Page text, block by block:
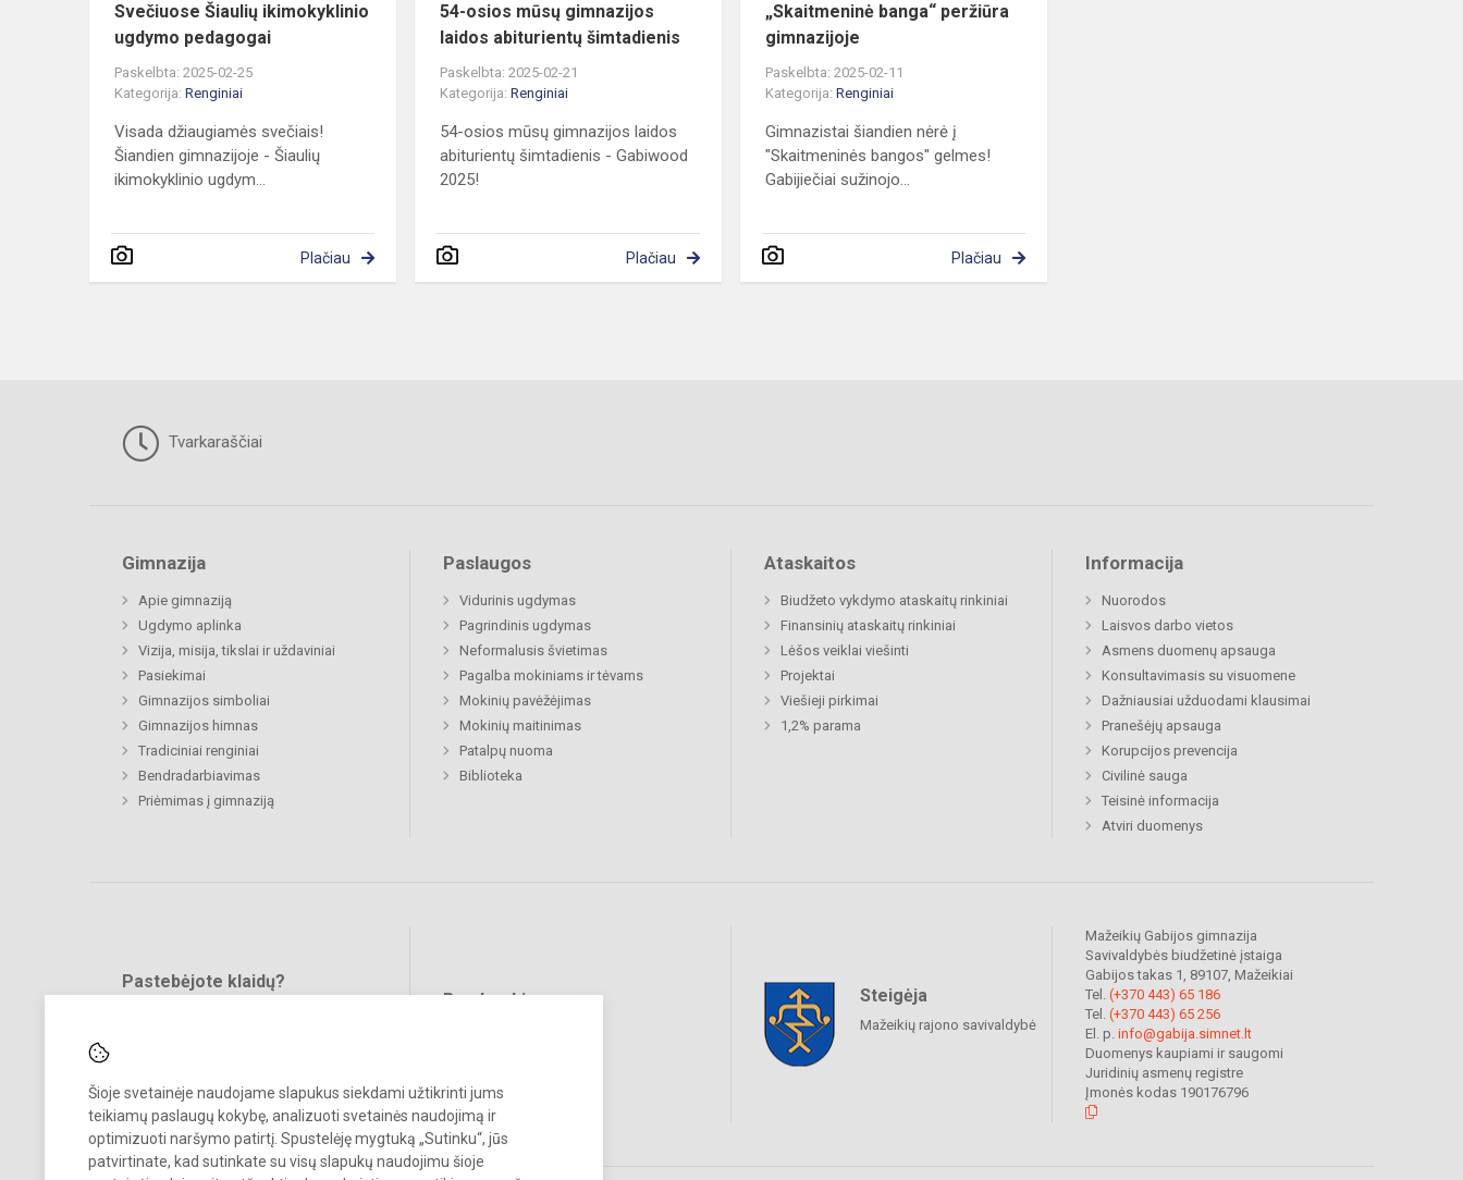
Šioje svetainėje naudojame slapukus siekdami užtikrinti jums
teikiamų paslaugų kokybę, analizuoti svetainės naudojimą ir
optimizuoti naršymo patirtį. Spustelėję mygtuką „Sutinku“, jūs
patvirtinate, kad sutinkate su visų slapukų naudojimu šioje
Svečiuose Šiaulių ikimokyklinio
ugdymo pedagogai
Paskelbta: 2025-02-25
Kategorija: Renginiai
Visada džiaugiamės svečiais!
Šiandien gimnazijoje - Šiaulių
ikimokyklinio ugdym...
Plačiau
54-osios mūsų gimnazijos
laidos abiturientų šimtadienis
Paskelbta: 2025-02-21
Kategorija:Renginiai
54-osios mūsų gimnazijos laidos
abiturientų šimtadienis - Gabiwood
2025!
Plačiau
„Skaitmeninė banga“ peržiūra
gimnazijoje
Paskelbta: 2025-02-11
Kategorija:Renginiai
Gimnazistai šiandien nėrė į
"Skaitmeninės bangos" gelmes!
Gabijiečiai sužinojo...
Plačiau
Tvarkaraščiai
Gimnazija
Apie gimnaziją
Ugdymo aplinka
Vizija, misija, tikslai ir uždaviniai
Pasiekimai
Gimnazijos simboliai
Gimnazijos himnas
Tradiciniai renginiai
Bendradarbiavimas
Priėmimas į gimnaziją
Paslaugos
Vidurinis ugdymas
Pagrindinis ugdymas
Neformalusis švietimas
Pagalba mokiniams ir tėvams
Mokinių pavėžėjimas
Mokinių maitinimas
Patalpų nuoma
Biblioteka
Ataskaitos
Biudžeto vykdymo ataskaitų rinkiniai
Finansinių ataskaitų rinkiniai
Lėšos veiklai viešinti
Projektai
Viešieji pirkimai
1,2% parama
Informacija
Nuorodos
Laisvos darbo vietos
Asmens duomenų apsauga
Konsultavimasis su visuomene
Dažniausiai užduodami klausimai
Pranešėjų apsauga
Korupcijos prevencija
Civilinė sauga
Teisinė informacija
Atviri duomenys
Pastebėjote klaidų?
Bendraukime Steigėja
Mažeikių rajono savivaldybė
Mažeikių Gabijos gimnazija
Savivaldybės biudžetinė įstaiga
Gabijos takas 1, 89107, Mažeikiai
Tel. (+370 443) 65 186
Tel. (+370 443) 65 256
El. p. info@gabija.simnet.lt
Duomenys kaupiami ir saugomi
Juridinių asmenų registre
Įmonės kodas 190176796